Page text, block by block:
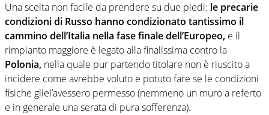
Una scelta non facile da prendere su due piedi: le precarie
condizioni di Russo hanno condizionato tantissimo il
cammino dell’Italia nella fase finale dell’Europeo, e il
rimpianto maggiore è legato alla finalissima contro la
Polonia, nella quale pur partendo titolare non è riuscito a
incidere come avrebbe voluto e potuto fare se le condizioni
fisiche gliel’avessero permesso (nemmeno un muro a referto
e in generale una serata di pura sofferenza).